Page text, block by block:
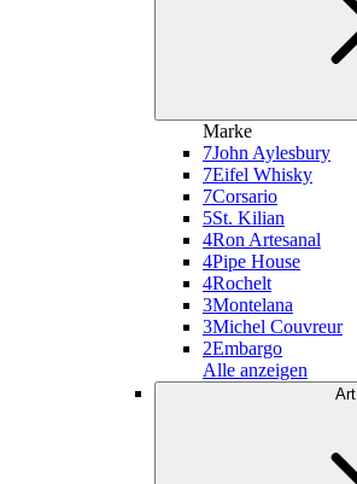
Marke
7John Aylesbury
7Eifel Whisky
7Corsario
5St. Kilian
4Ron Artesanal
4Pipe House
4Rochelt
3Montelana
3Michel Couvreur
2Embargo
Alle anzeigen
Art